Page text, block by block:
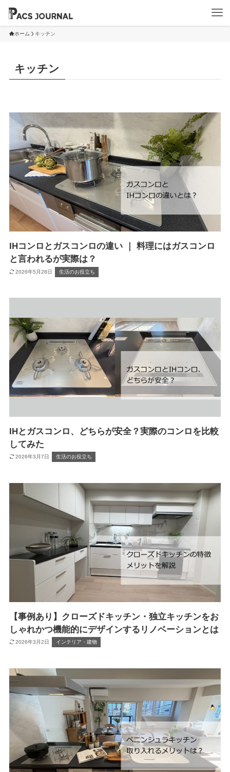
ホーム キッチン
キッチン
IHコンロとガスコンロの違い ｜ 料理にはガスコンロ
と言われるが実際は？
2026年5月28日 生活のお役立ち
IHとガスコンロ、どちらが安全？実際のコンロを比較
してみた
2026年3月7日 生活のお役立ち
【事例あり】クローズドキッチン・独立キッチンをお
しゃれかつ機能的にデザインするリノベーションとは
2026年3月2日 インテリア・建物